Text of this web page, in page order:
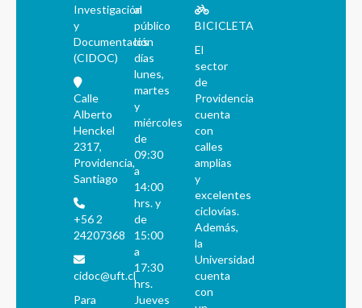
Investigación
y
Documentación
(CIDOC)
Calle
Alberto
Henckel
2317,
Providencia,
Santiago
+56 2
24207368
cidoc@uft.cl
Para
al
público
los
días
lunes,
martes
y
miércoles
de
09:30
a
14:00
hrs. y
de
15:00
a
17:30
hrs.
Jueves
BICICLETA
El
sector
de
Providencia
cuenta
con
calles
amplias
y
excelentes
ciclovías.
Además,
la
Universidad
cuenta
con